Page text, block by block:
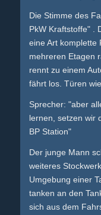
Die Stimme des
PkW Kraftstoffe" .
eine Art komplette
mehreren Etagen
rennt zu einem
fährt los. Türen
Sprecher: "aber
lernen, setzen wir
BP Station"
Der junge Mann
weiteres
Umgebung einer
tanken an den
sich aus dem